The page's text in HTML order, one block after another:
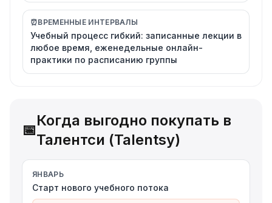
⏰ВРЕМЕННЫЕ ИНТЕРВАЛЫ
Учебный процесс гибкий: записанные лекции в
любое время, еженедельные онлайн-
практики по расписанию группы
📅
Когда выгодно покупать в
Талентси (Talentsy)
ЯНВАРЬ
Старт нового учебного потока